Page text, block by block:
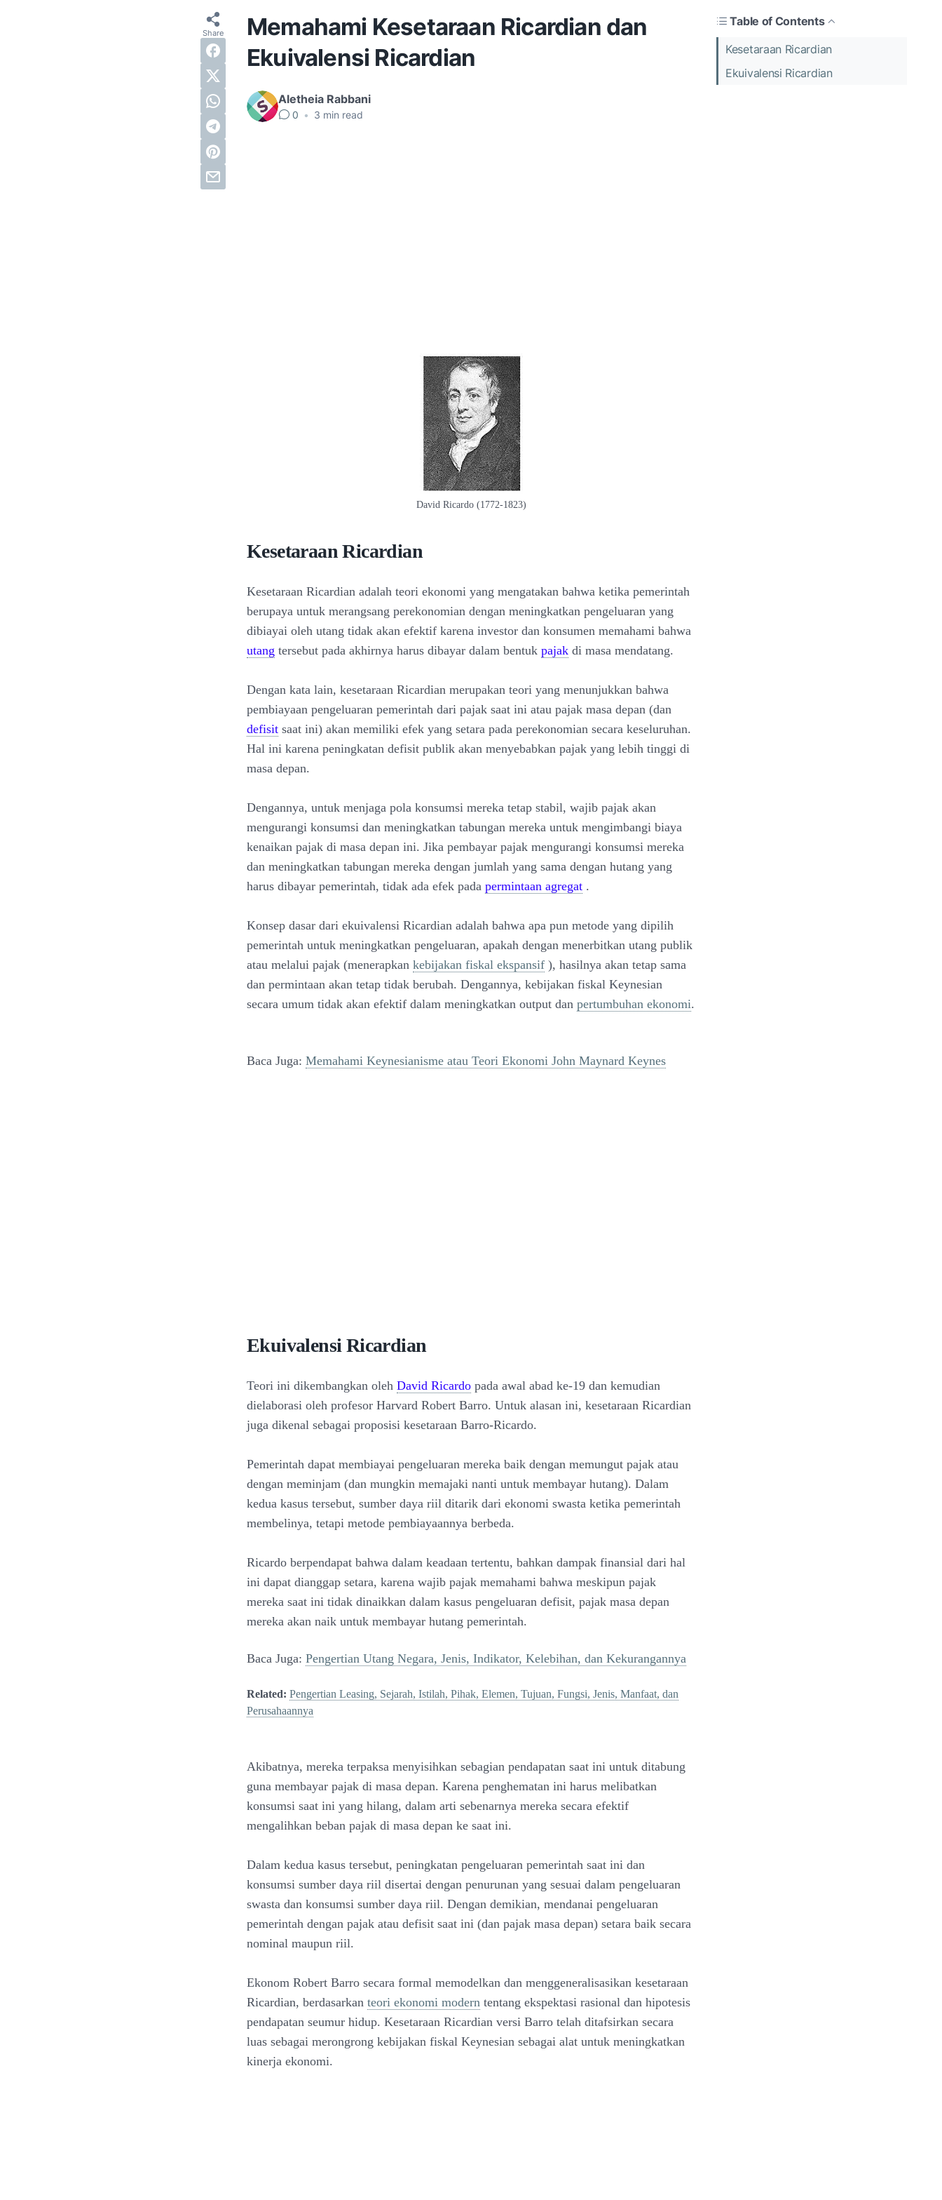
Memahami Kesetaraan Ricardian dan
Ekuivalensi Ricardian
Aletheia Rabbani
0 • 3 min read
Table of Contents
Kesetaraan Ricardian
Ekuivalensi Ricardian
David Ricardo (1772-1823)
Kesetaraan Ricardian
Kesetaraan Ricardian adalah teori ekonomi yang mengatakan bahwa ketika pemerintah
berupaya untuk merangsang perekonomian dengan meningkatkan pengeluaran yang
dibiayai oleh utang tidak akan efektif karena investor dan konsumen memahami bahwa
utang tersebut pada akhirnya harus dibayar dalam bentuk pajak di masa mendatang.
Dengan kata lain, kesetaraan Ricardian merupakan teori yang menunjukkan bahwa
pembiayaan pengeluaran pemerintah dari pajak saat ini atau pajak masa depan (dan
defisit saat ini) akan memiliki efek yang setara pada perekonomian secara keseluruhan.
Hal ini karena peningkatan defisit publik akan menyebabkan pajak yang lebih tinggi di
masa depan.
Dengannya, untuk menjaga pola konsumsi mereka tetap stabil, wajib pajak akan
mengurangi konsumsi dan meningkatkan tabungan mereka untuk mengimbangi biaya
kenaikan pajak di masa depan ini. Jika pembayar pajak mengurangi konsumsi mereka
dan meningkatkan tabungan mereka dengan jumlah yang sama dengan hutang yang
harus dibayar pemerintah, tidak ada efek pada permintaan agregat .
Konsep dasar dari ekuivalensi Ricardian adalah bahwa apa pun metode yang dipilih
pemerintah untuk meningkatkan pengeluaran, apakah dengan menerbitkan utang publik
atau melalui pajak (menerapkan kebijakan fiskal ekspansif ), hasilnya akan tetap sama
dan permintaan akan tetap tidak berubah. Dengannya, kebijakan fiskal Keynesian
secara umum tidak akan efektif dalam meningkatkan output dan pertumbuhan ekonomi.
Baca Juga: Memahami Keynesianisme atau Teori Ekonomi John Maynard Keynes
Ekuivalensi Ricardian
Teori ini dikembangkan oleh David Ricardo pada awal abad ke-19 dan kemudian
dielaborasi oleh profesor Harvard Robert Barro. Untuk alasan ini, kesetaraan Ricardian
juga dikenal sebagai proposisi kesetaraan Barro-Ricardo.
Pemerintah dapat membiayai pengeluaran mereka baik dengan memungut pajak atau
dengan meminjam (dan mungkin memajaki nanti untuk membayar hutang). Dalam
kedua kasus tersebut, sumber daya riil ditarik dari ekonomi swasta ketika pemerintah
membelinya, tetapi metode pembiayaannya berbeda.
Ricardo berpendapat bahwa dalam keadaan tertentu, bahkan dampak finansial dari hal
ini dapat dianggap setara, karena wajib pajak memahami bahwa meskipun pajak
mereka saat ini tidak dinaikkan dalam kasus pengeluaran defisit, pajak masa depan
mereka akan naik untuk membayar hutang pemerintah.
Baca Juga: Pengertian Utang Negara, Jenis, Indikator, Kelebihan, dan Kekurangannya
Related: Pengertian Leasing, Sejarah, Istilah, Pihak, Elemen, Tujuan, Fungsi, Jenis, Manfaat, dan
Perusahaannya
Akibatnya, mereka terpaksa menyisihkan sebagian pendapatan saat ini untuk ditabung
guna membayar pajak di masa depan. Karena penghematan ini harus melibatkan
konsumsi saat ini yang hilang, dalam arti sebenarnya mereka secara efektif
mengalihkan beban pajak di masa depan ke saat ini.
Dalam kedua kasus tersebut, peningkatan pengeluaran pemerintah saat ini dan
konsumsi sumber daya riil disertai dengan penurunan yang sesuai dalam pengeluaran
swasta dan konsumsi sumber daya riil. Dengan demikian, mendanai pengeluaran
pemerintah dengan pajak atau defisit saat ini (dan pajak masa depan) setara baik secara
nominal maupun riil.
Ekonom Robert Barro secara formal memodelkan dan menggeneralisasikan kesetaraan
Ricardian, berdasarkan teori ekonomi modern tentang ekspektasi rasional dan hipotesis
pendapatan seumur hidup. Kesetaraan Ricardian versi Barro telah ditafsirkan secara
luas sebagai merongrong kebijakan fiskal Keynesian sebagai alat untuk meningkatkan
kinerja ekonomi.